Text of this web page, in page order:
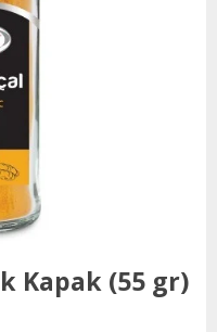
Kapak (55 gr)